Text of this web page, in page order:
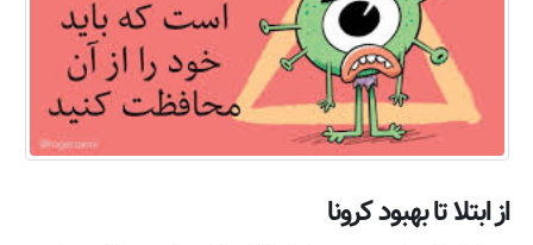
از ابتلا تا بهبود کرونا